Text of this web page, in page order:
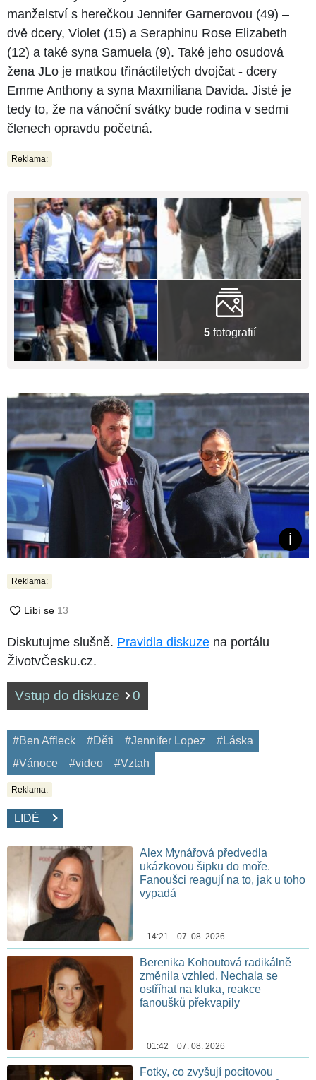
manželství s herečkou Jennifer Garnerovou (49) –
dvě dcery, Violet (15) a Seraphinu Rose Elizabeth
(12) a také syna Samuela (9). Také jeho osudová
žena JLo je matkou třináctiletých dvojčat - dcery
Emme Anthony a syna Maxmiliana Davida. Jisté je
tedy to, že na vánoční svátky bude rodina v sedmi
členech opravdu početná.
Reklama:
5fotografií
Reklama:
Diskutujme slušně. Pravidla diskuze na portálu
ŽivotvČesku.cz.
Vstup do diskuze 0
#Ben Affleck #Děti #Jennifer Lopez
#Láska
#Vánoce
#video #Vztah
Reklama:
LIDÉ
Alex Mynářová předvedla
ukázkovou šipku do moře.
Fanoušci reagují na to, jak u toho
vypadá
14:21 07. 08. 2026
Berenika Kohoutová radikálně
změnila vzhled. Nechala se
ostříhat na kluka, reakce
fanoušků překvapily
01:42 07. 08. 2026
Fotky, co zvyšují pocitovou